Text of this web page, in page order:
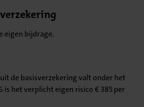
eigen bijdrage.
de basisverzekering valt onder het
is het verplicht eigen risico € 385 per